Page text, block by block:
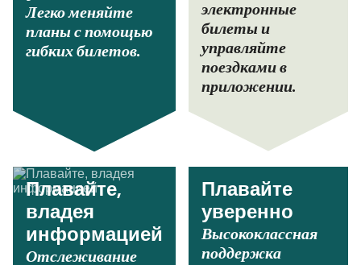
Легко меняйте
планы с помощью
гибких билетов.
электронные
билеты и
управляйте
поездками в
приложении.
Плавайте,
владея
информацией
Отслеживание
Плавайте
уверенно
Высококлассная
поддержка